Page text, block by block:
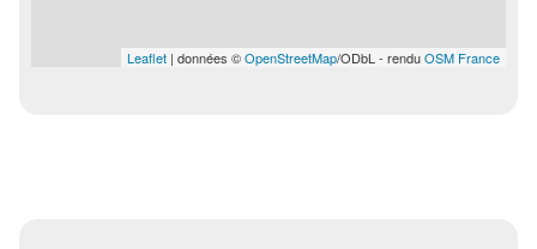
Leaflet | données ©OpenStreetMap/ODbL - renduOSM France